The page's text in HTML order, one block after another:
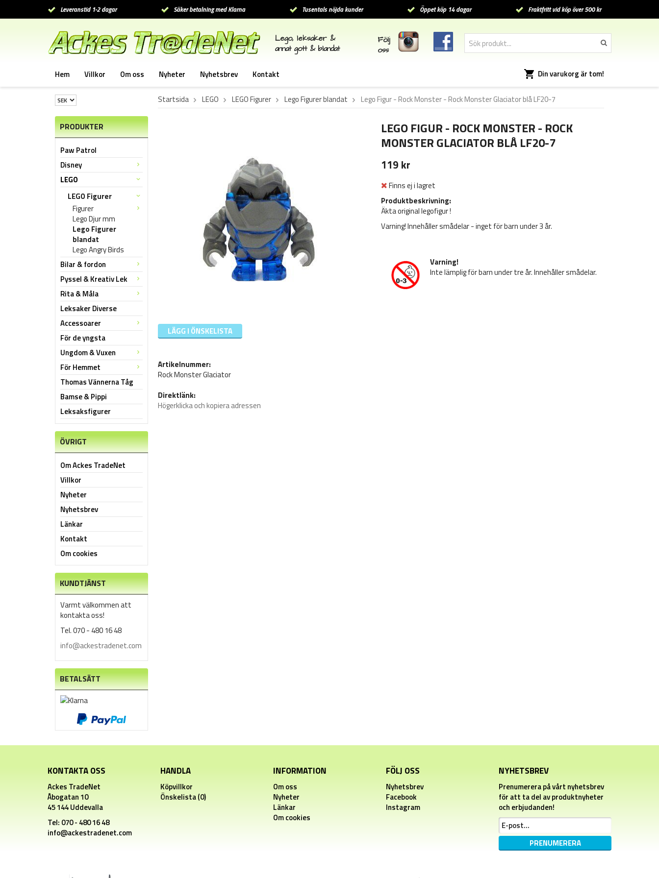
Leveranstid 1-2 dagar Säker betalning med Klarna Tusentals nöjda kunder Öppet köp 14 dagar Fraktfritt vid köp över 500 kr
Lego, leksaker &
annat gott & blandat
Följ
oss
Hem Villkor Om oss Nyheter Nyhetsbrev Kontakt Din varukorg är tom!
PRODUKTER
Paw Patrol
Disney
LEGO
LEGO Figurer
Figurer
Lego Djur mm
Lego Figurer
blandat
Lego Angry Birds
Bilar & fordon
Pyssel & Kreativ Lek
Rita & Måla
Leksaker Diverse
Accessoarer
För de yngsta
Ungdom & Vuxen
För Hemmet
Thomas Vännerna Tåg
Bamse & Pippi
Leksaksfigurer
ÖVRIGT
Om Ackes TradeNet
Villkor
Nyheter
Nyhetsbrev
Länkar
Kontakt
Om cookies
KUNDTJÄNST
Varmt välkommen att
kontakta oss!
Tel. 070 - 480 16 48
info@ackestradenet.com
BETALSÄTT
Startsida LEGO LEGO Figurer Lego Figurer blandat Lego Figur - Rock Monster - Rock Monster Glaciator blå LF20-7
LEGO FIGUR - ROCK MONSTER - ROCK
MONSTER GLACIATOR BLÅ LF20-7
119 kr
Finns ej i lagret
Produktbeskrivning:
Äkta original legofigur !
Varning! Innehåller smådelar - inget för barn under 3 år.
Varning!
Inte lämplig för barn under tre år. Innehåller smådelar.
LÄGG I ÖNSKELISTA
Artikelnummer:
Rock Monster Glaciator
Direktlänk:
Högerklicka och kopiera adressen
KONTAKTA OSS
Ackes TradeNet
Åbogatan 10
45 144 Uddevalla
Tel: 070 - 480 16 48
info@ackestradenet.com
HANDLA
Köpvillkor
Önskelista (0)
INFORMATION
Om oss
Nyheter
Länkar
Om cookies
FÖLJ OSS
Nyhetsbrev
Facebook
Instagram
NYHETSBREV
Prenumerera på vårt nyhetsbrev
för att ta del av produktnyheter
och erbjudanden!
PRENUMERERA